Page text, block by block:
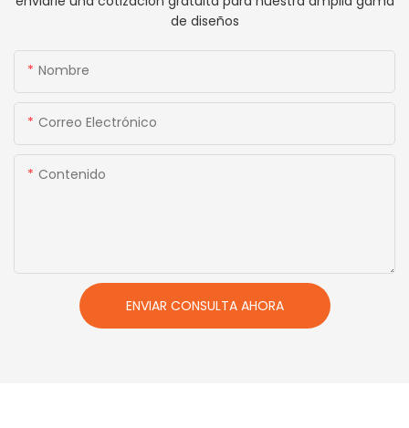
de diseños
Nombre
Correo Electrónico
Contenido
ENVIAR CONSULTA AHORA